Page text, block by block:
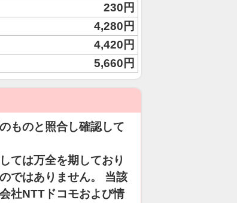
230円
4,280円
4,420円
5,660円
ものと照合し確認して
ては万全を期しており
ではありません。 当該
社NTTドコモおよび情